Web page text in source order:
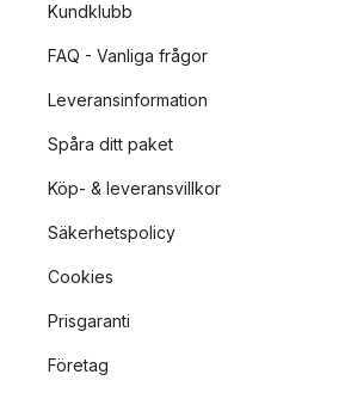
Kundklubb
FAQ - Vanliga frågor
Leveransinformation
Spåra ditt paket
Köp- & leveransvillkor
Säkerhetspolicy
Cookies
Prisgaranti
Företag